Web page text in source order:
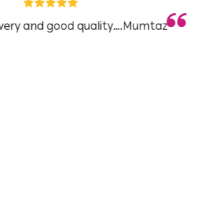
and good quality….Mumtaz